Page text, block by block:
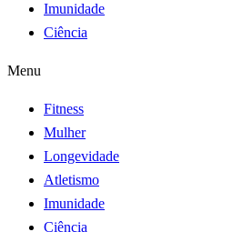
Imunidade
Ciência
Menu
Fitness
Mulher
Longevidade
Atletismo
Imunidade
Ciência